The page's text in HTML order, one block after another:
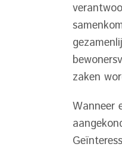
zaken
Wanneer